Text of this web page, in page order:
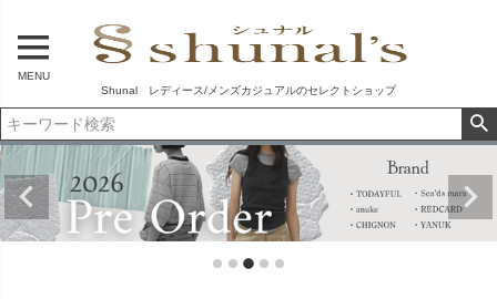
MENU
Shunal レディース/メンズカジュアルのセレクトショップ